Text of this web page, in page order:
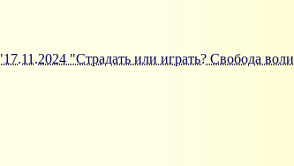
"Страдать или играть? Свобода воли